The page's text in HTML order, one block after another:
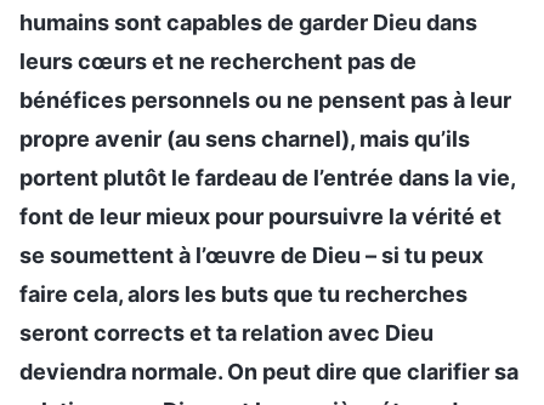
humains sont capables de garder Dieu dans
leurs cœurs et ne recherchent pas de
bénéfices personnels ou ne pensent pas à leur
propre avenir (au sens charnel), mais qu’ils
portent plutôt le fardeau de l’entrée dans la vie,
font de leur mieux pour poursuivre la vérité et
se soumettent à l’œuvre de Dieu – si tu peux
faire cela, alors les buts que tu recherches
seront corrects et ta relation avec Dieu
deviendra normale. On peut dire que clarifier sa